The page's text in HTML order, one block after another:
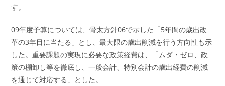
す。
09年度予算については、骨太方針06で示した「5年間の歳出改
革の3年目に当たる」とし、最大限の歳出削減を行う方向性も示
した。重要課題の実現に必要な政策経費は、「ムダ・ゼロ、政
策の棚卸し等を徹底し、一般会計、特別会計の歳出経費の削減
を通じて対応する」とした。